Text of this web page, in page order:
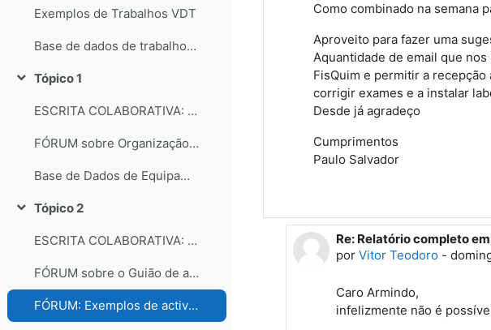
Exemplos de Trabalhos VDT
Base de dados de trabalhos dos participantes do curso
Contrair
Tópico 1
ESCRITA COLABORATIVA: Organização dos laboratórios
FÓRUM sobre Organização e gestão dos laboratórios escolares
Base de Dados de Equipamentos e Consumíveis dos Laboratórios
Contrair
Tópico 2
ESCRITA COLABORATIVA: Guião de Actividade Prática
FÓRUM sobre o Guião de actividades práticas
FÓRUM: Exemplos de actividades práticas e comentários...
Como combinado na semana
Aproveito para fazer uma
Aquantidade de email que
FisQuim e permitir a
corrigir exames e a instalar
Desde já agradeço
Cumprimentos
Paulo Salvador
Em resposta a 'Armindo
Re: Relatório completo
porVitor Teodoro -
Caro Armindo,
infelizmente não é